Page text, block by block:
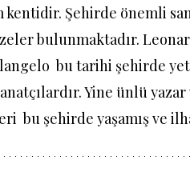
kentidir. Şehirde önemli
bulunmaktadır.
bu tarihi şehirde
Yine ünlü
bu şehirde yaşamış ve